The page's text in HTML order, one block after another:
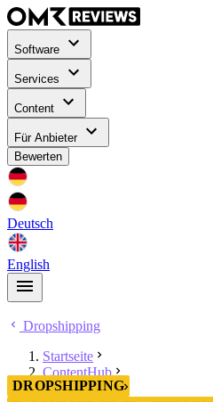
Software
Services
Content
Für Anbieter
Bewerten
Deutsch
English
Dropshipping
Startseite
ContentHub
Dropshipping
DROPSHIPPING